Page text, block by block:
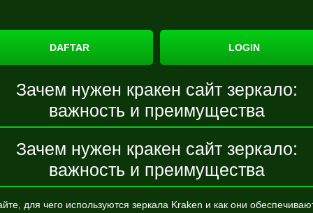
DAFTAR LOGIN
Зачем нужен кракен сайт зеркало:
важность и преимущества
Зачем нужен кракен сайт зеркало:
важность и преимущества
для чего используются зеркала Kraken и как они